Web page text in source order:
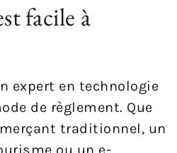
facile à
expert en technologie
de règlement. Que
traditionnel, un